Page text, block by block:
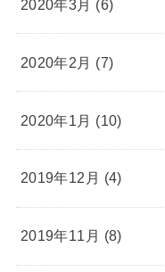
2020年3月 (6)
2020年2月 (7)
2020年1月 (10)
2019年12月 (4)
2019年11月 (8)